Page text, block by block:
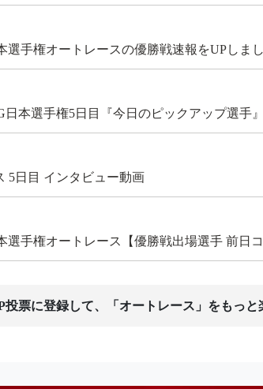
選手権オートレースの優勝戦速報をUPしま
日本選手権5日目『今日のピックアップ選手』
5日目 インタビュー動画
選手権オートレース【優勝戦出場選手 前日
票に登録して、「オートレース」をもっと